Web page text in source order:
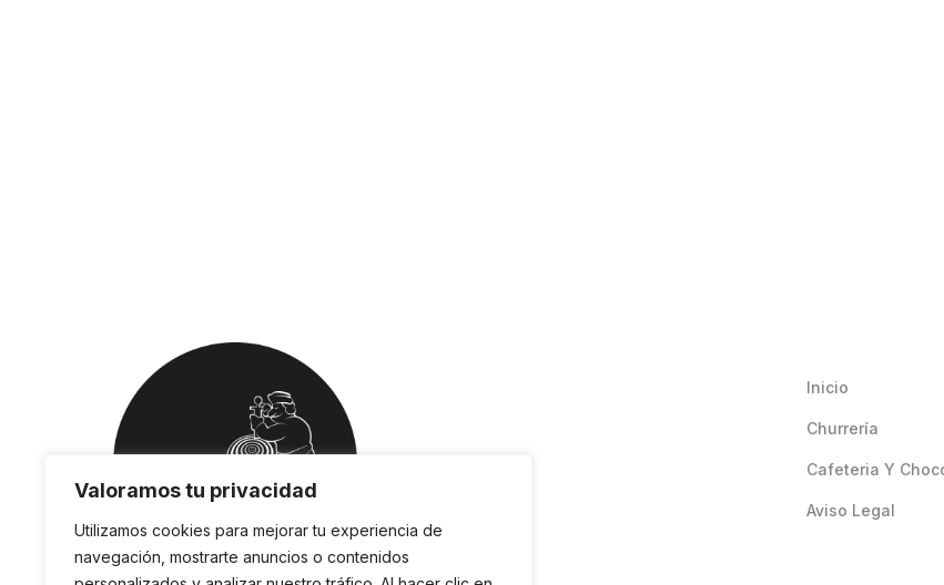
Valoramos tu privacidad
Utilizamos cookies para mejorar tu experiencia de
navegación, mostrarte anuncios o contenidos
Inicio
Churrería
Cafeteria Y
Aviso Legal